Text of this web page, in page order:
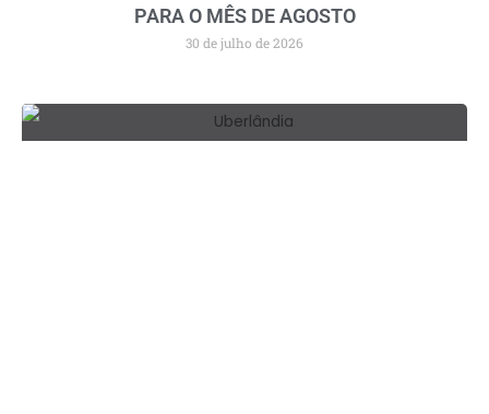
PARA O MÊS DE AGOSTO
30 de julho de 2026